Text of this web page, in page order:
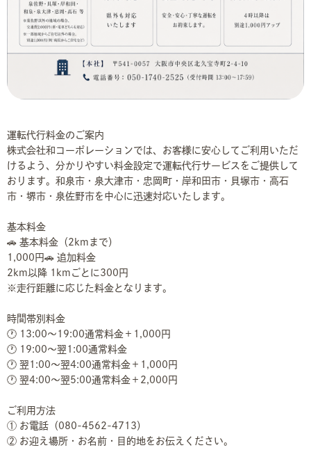
運転代行料金のご案内
株式会社和コーポレーションでは、お客様に安心してご利用いただ
けるよう、分かりやすい料金設定で運転代行サービスをご提供して
おります。和泉市・泉大津市・忠岡町・岸和田市・貝塚市・高石
市・堺市・泉佐野市を中心に迅速対応いたします。
基本料金
🚗 基本料金（2kmまで）
1,000円🚗 追加料金
2km以降 1kmごとに300円
※走行距離に応じた料金となります。
時間帯別料金
🕐 13:00～19:00通常料金＋1,000円
🕐 19:00～翌1:00通常料金
🕐 翌1:00～翌4:00通常料金＋1,000円
🕐 翌4:00～翌5:00通常料金＋2,000円
ご利用方法
① お電話（080-4562-4713）
② お迎え場所・お名前・目的地をお伝えください。